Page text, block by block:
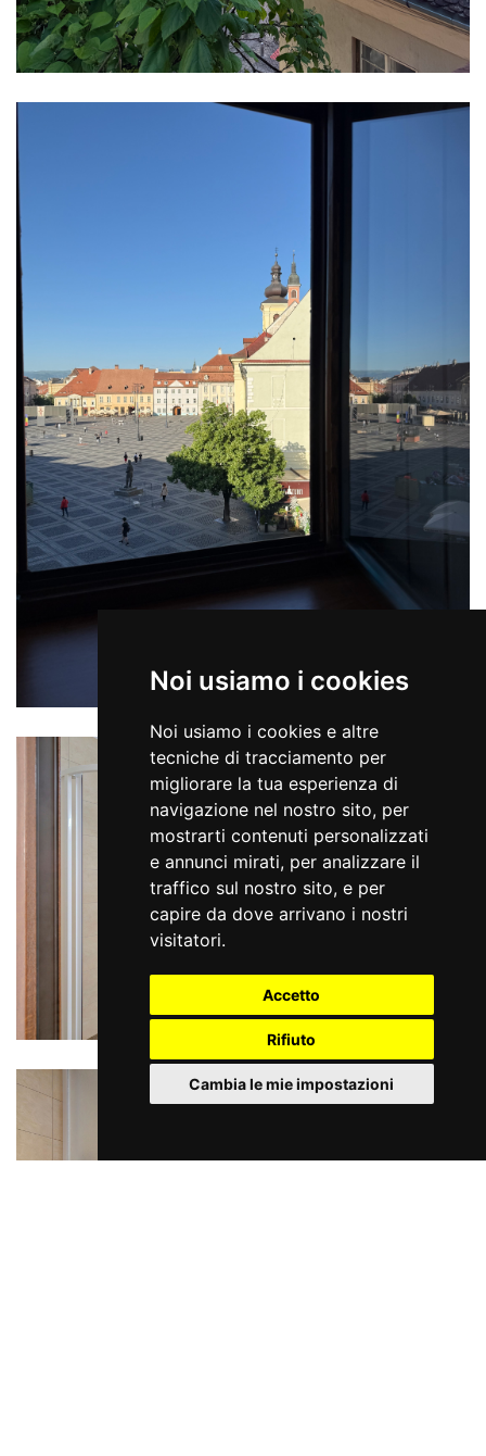
Noi usiamo i cookies
Noi usiamo i cookies e altre
tecniche di tracciamento per
migliorare la tua esperienza di
navigazione nel nostro sito, per
mostrarti contenuti personalizzati
e annunci mirati, per analizzare il
traffico sul nostro sito, e per
capire da dove arrivano i nostri
visitatori.
Accetto
Rifiuto
Cambia le mie impostazioni